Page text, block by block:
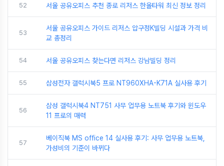
52 서울 공유오피스 추천 종로 리저스 한올타워 최신 정보 정리
53
서울 공유오피스 가이드 리저스 압구정K빌딩 시설과 가격 비
교 총정리
54 서울 공유오피스 찾는다면 리저스 강남빌딩 정리
55 삼성전자 갤럭시북5 프로 NT960XHA-K71A 실사용 후기
56
삼성 갤럭시북4 NT751 사무 업무용 노트북 후기와 윈도우
11 프로의 매력
57
베이직북 MS office 14 실사용 후기: 사무 업무용 노트북,
가성비의 기준이 바뀌다